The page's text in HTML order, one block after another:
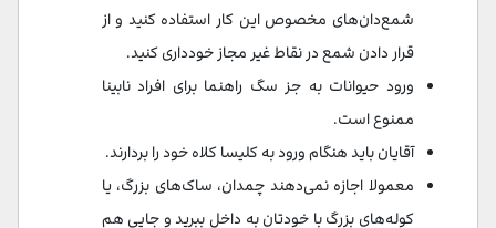
شمع‌دان‌های مخصوص این کار استفاده کنید و از
قرار دادن شمع در نقاط غیر مجاز خودداری کنید.
ورود حیوانات به جز سگ‌ راهنما برای افراد نابینا
ممنوع است.
آقایان باید هنگام ورود به کلیسا کلاه خود را بردارند.
معمولا اجازه نمی‌دهند چمدان، ساک‌های بزرگ، یا
کوله‌های بزرگ با خودتان به داخل ببرید و جایی هم